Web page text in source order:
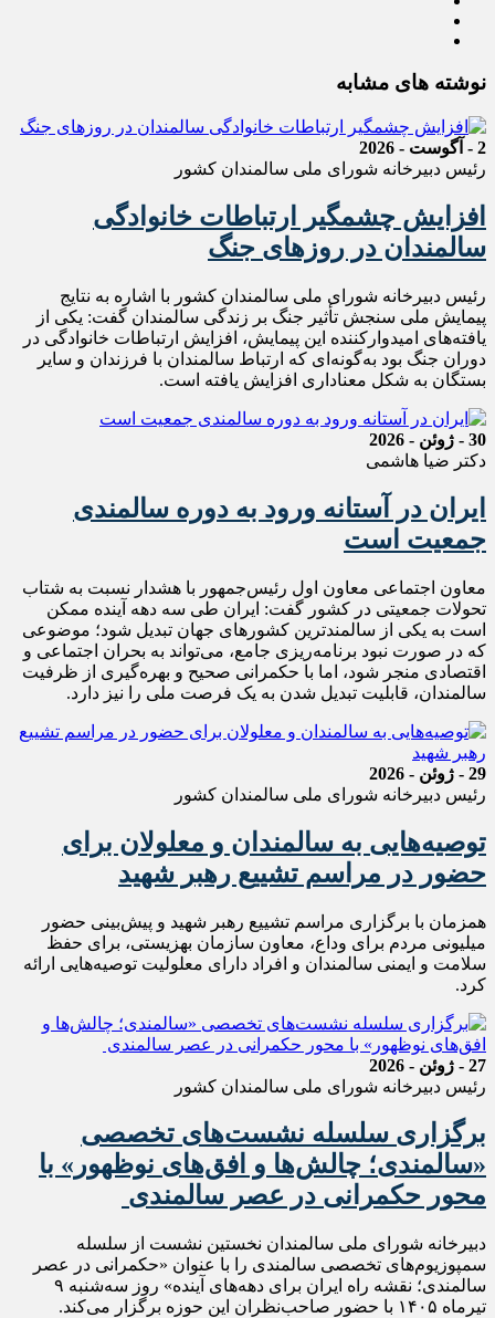
نوشته های مشابه
2 - آگوست - 2026
رئیس دبیرخانه شورای ملی سالمندان کشور
افزایش چشمگیر ارتباطات خانوادگی
سالمندان در روزهای جنگ
رئیس دبیرخانه شورای ملی سالمندان کشور با اشاره به نتایج
پیمایش ملی سنجش تأثیر جنگ بر زندگی سالمندان گفت: یکی از
یافته‌های امیدوارکننده این پیمایش، افزایش ارتباطات خانوادگی در
دوران جنگ بود به‌گونه‌ای که ارتباط سالمندان با فرزندان و سایر
بستگان به شکل معناداری افزایش یافته است.
30 - ژوئن - 2026
دکتر ضیا هاشمی
ایران در آستانه ورود به دوره سالمندی
جمعیت است
معاون اجتماعی معاون اول رئیس‌جمهور با هشدار نسبت به شتاب
تحولات جمعیتی در کشور گفت: ایران طی سه دهه آینده ممکن
است به یکی از سالمندترین کشورهای جهان تبدیل شود؛ موضوعی
که در صورت نبود برنامه‌ریزی جامع، می‌تواند به بحران اجتماعی و
اقتصادی منجر شود، اما با حکمرانی صحیح و بهره‌گیری از ظرفیت
سالمندان، قابلیت تبدیل شدن به یک فرصت ملی را نیز دارد.
29 - ژوئن - 2026
رئیس دبیرخانه شورای ملی سالمندان کشور
توصیه‌هایی به سالمندان و معلولان برای
حضور در مراسم تشییع رهبر شهید
همزمان با برگزاری مراسم تشییع رهبر شهید و پیش‌بینی حضور
میلیونی مردم برای وداع، معاون سازمان بهزیستی، برای حفظ
سلامت و ایمنی سالمندان و افراد دارای معلولیت توصیه‌هایی ارائه
کرد.
27 - ژوئن - 2026
رئیس دبیرخانه شورای ملی سالمندان کشور
برگزاری سلسله نشست‌های تخصصی
«سالمندی؛ چالش‌ها و افق‌های نوظهور» با
محور حکمرانی در عصر سالمندی
دبیرخانه شورای ملی سالمندان نخستین نشست از سلسله
سمپوزیوم‌های تخصصی سالمندی را با عنوان «حکمرانی در عصر
سالمندی؛ نقشه راه ایران برای دهه‌های آینده» روز سه‌شنبه ۹
تیرماه ۱۴۰۵ با حضور صاحب‌نظران این حوزه برگزار می‌کند.